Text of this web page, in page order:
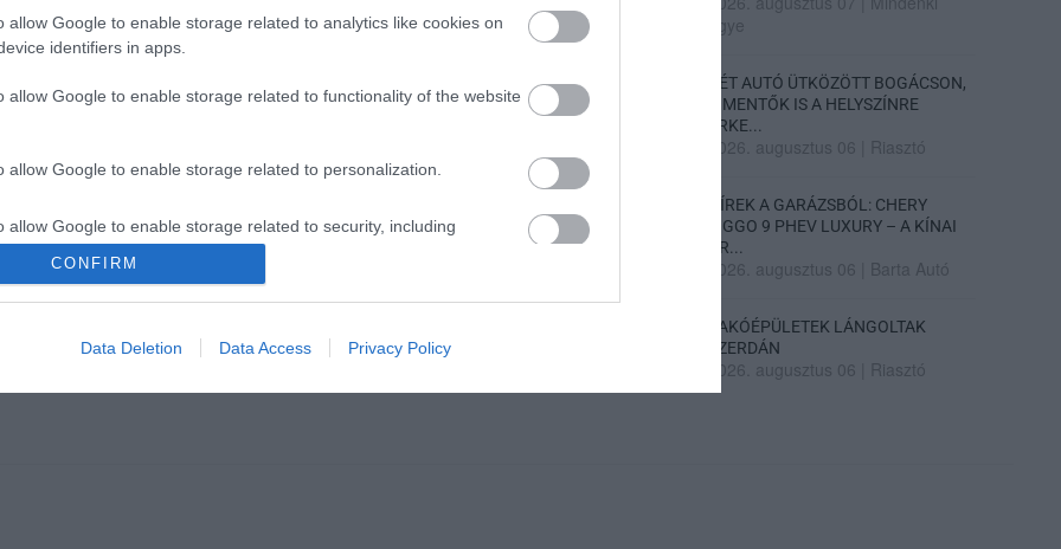
allow Google to enable storage related to analytics like cookies on
identifiers in apps.
allow Google to enable storage related to functionality of the website
allow Google to enable storage related to personalization.
allow Google to enable storage related to security, including
functionality and fraud prevention, and other user protection.
CONFIRM
Data Deletion Data Access Privacy Policy
az EGRI ÜGYEK Google Hírek oldalán!
ügye
KÉT AUTÓ ÜTKÖZÖTT BOGÁCSON,
A MENTŐK IS A HELYSZÍNRE
ÉRKE...
2026. augusztus 06 Riasztó
HÍREK A GARÁZSBÓL: CHERY
TIGGO 9 PHEV LUXURY – A KÍNAI
PR...
2026. augusztus 06 Barta Autó
LAKÓÉPÜLETEK LÁNGOLTAK
SZERDÁN
2026. augusztus 06 Riasztó